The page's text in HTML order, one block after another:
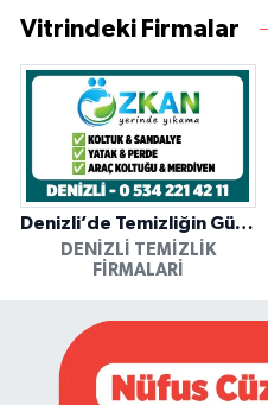
Vitrindeki Firmalar
Denizli’de Temizliğin Güvenilir Adresi: Özkan Yerinde Yıkama
DENIZLI TEMIZLIK
FIRMALARI